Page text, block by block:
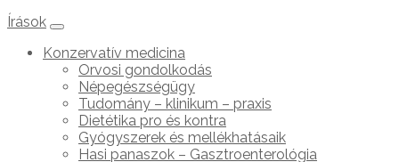
Írások
Konzervatív medicina
Orvosi gondolkodás
Népegészségügy
Tudomány – klinikum – praxis
Dietétika pro és kontra
Gyógyszerek és mellékhatásaik
Hasi panaszok – Gasztroenterológia